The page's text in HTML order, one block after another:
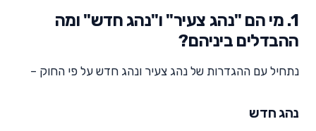
1. מי הם "נהג צעיר" ו"נהג חדש" ומה
ההבדלים ביניהם?
נתחיל עם ההגדרות של נהג צעיר ונהג חדש על פי החוק –
נהג חדש